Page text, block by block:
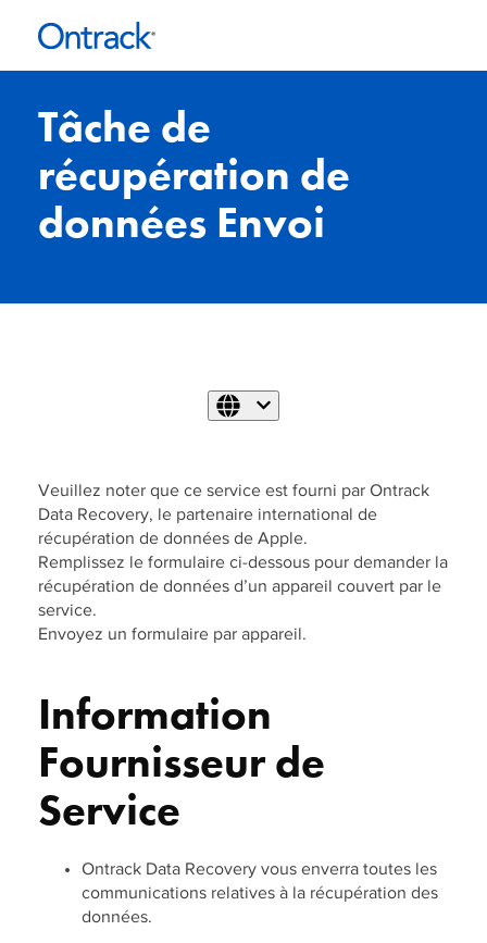
Tâche de
récupération de
données Envoi
Veuillez noter que ce service est fourni par Ontrack
Data Recovery, le partenaire international de
récupération de données de Apple.
Remplissez le formulaire ci-dessous pour demander la
récupération de données d’un appareil couvert par le
service.
Envoyez un formulaire par appareil.
Information
Fournisseur de
Service
Ontrack Data Recovery vous enverra toutes les
communications relatives à la récupération des
données.